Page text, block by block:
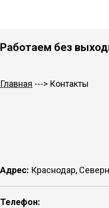
Работаем без
Главная ---> Контакты
Адрес: Краснодар,
Телефон: